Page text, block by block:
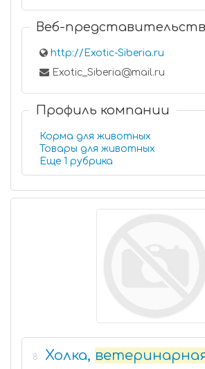
Веб-
http://Exotic-Siberia.ru
Exotic_Siberia@mail.ru
Профиль компании
Корма для животных
Товары для животных
Еще 1 рубрика
8 Холка,